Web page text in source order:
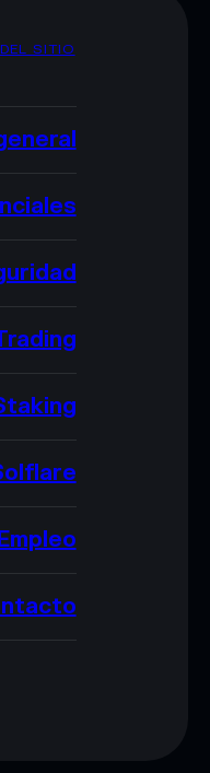
SITIO